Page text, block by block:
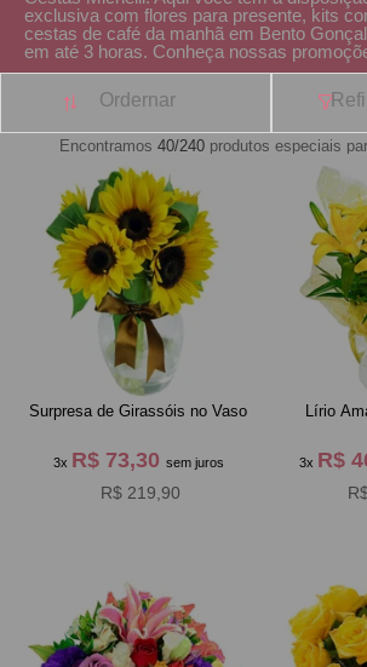
exclusiva com flores para presente, kits
cestas de café da manhã em Bento
em até 3 horas. Conheça nossas
Ordernar
Encontramos40/240 produtos especiais
Surpresa de Girassóis no Vaso
3x R$ 73,30 sem juros
R$ 219,90
Lírio
3x R$